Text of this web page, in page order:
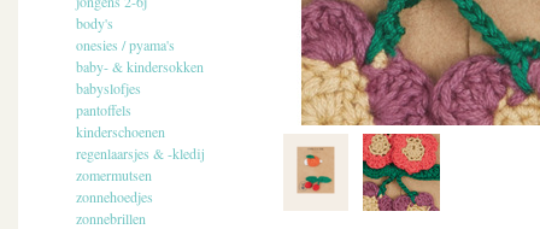
body's
onesies / pyama's
baby- & kindersokken
babyslofjes
pantoffels
kinderschoenen
regenlaarsjes & -kledij
zomermutsen
zonnehoedjes
zonnebrillen